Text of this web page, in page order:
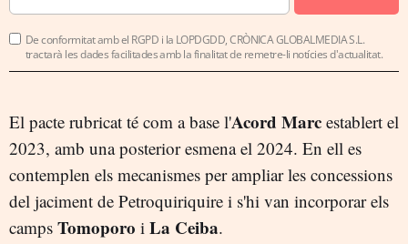
De conformitat amb el RGPD i la LOPDGDD, CRÒNICA GLOBALMEDIA S.L.
tractarà les dades facilitades amb la finalitat de remetre-li notícies d'actualitat.
El pacte rubricat té com a base l'Acord Marc establert el
2023, amb una posterior esmena el 2024. En ell es
contemplen els mecanismes per ampliar les concessions
del jaciment de Petroquiriquire i s'hi van incorporar els
camps Tomoporo i La Ceiba.